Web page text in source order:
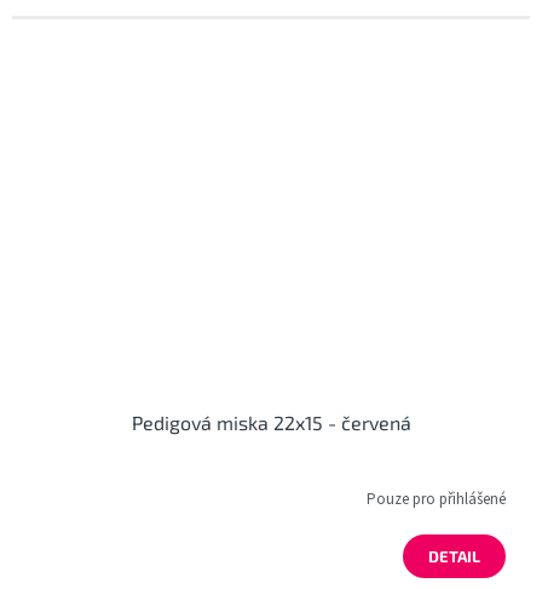
Pedigová miska 22x15 - červená
Pouze pro přihlášené
DETAIL